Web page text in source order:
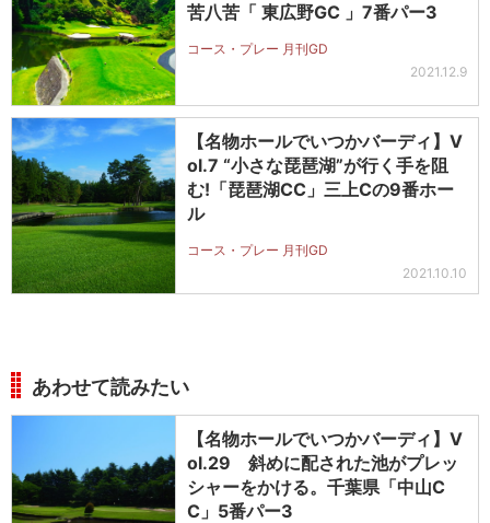
苦八苦「 東広野GC 」7番パー3
コース・プレー 月刊GD
2021.12.9
【名物ホールでいつかバーディ】V
ol.7 “小さな琵琶湖”が行く手を阻
む!「琵琶湖CC」三上Cの9番ホー
ル
コース・プレー 月刊GD
2021.10.10
あわせて読みたい
【名物ホールでいつかバーディ】V
ol.29 斜めに配された池がプレッ
シャーをかける。千葉県「中山C
C」5番パー3